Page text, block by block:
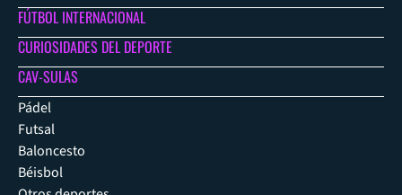
FÚTBOL INTERNACIONAL
CURIOSIDADES DEL DEPORTE
CAV-SULAS
Pádel
Futsal
Baloncesto
Béisbol